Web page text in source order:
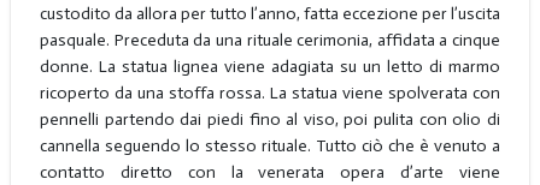
custodito da allora per tutto l’anno, fatta eccezione per l’uscita
pasquale. Preceduta da una rituale cerimonia, affidata a cinque
donne. La statua lignea viene adagiata su un letto di marmo
ricoperto da una stoffa rossa. La statua viene spolverata con
pennelli partendo dai piedi fino al viso, poi pulita con olio di
cannella seguendo lo stesso rituale. Tutto ciò che è venuto a
contatto diretto con la venerata opera d’arte viene